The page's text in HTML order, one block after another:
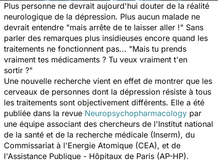
Plus personne ne devrait aujourd'hui douter de la réalité
neurologique de la dépression. Plus aucun malade ne
devrait entendre "mais arrête de te laisser aller !" Sans
parler des remarques plus insidieuses encore quand les
traitements ne fonctionnent pas... "Mais tu prends
vraiment tes médicaments ? Tu veux vraiment t'en
sortir ?"
Une nouvelle recherche vient en effet de montrer que les
cerveaux de personnes dont la dépression résiste à tous
les traitements sont objectivement différents. Elle a été
publiée dans la revue Neuropsychopharmacology par
une équipe associant des chercheurs de l'Institut national
de la santé et de la recherche médicale (Inserm), du
Commissariat à l'Energie Atomique (CEA), et de
l'Assistance Publique - Hôpitaux de Paris (AP-HP).